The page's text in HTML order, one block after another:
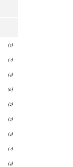
(5)
(2)
(4)
(6)
(2)
(2)
(4)
(2)
(4)